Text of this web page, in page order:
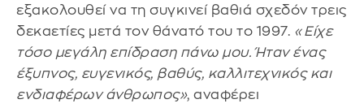
εξακολουθεί να τη συγκινεί βαθιά σχεδόν τρεις
δεκαετίες μετά τον θάνατό του το 1997. «Είχε
τόσο μεγάλη επίδραση πάνω μου. Ήταν ένας
έξυπνος, ευγενικός, βαθύς, καλλιτεχνικός και
ενδιαφέρων άνθρωπος», αναφέρει